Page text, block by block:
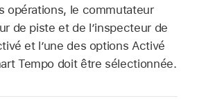
opérations, le commutateur
de piste et de l’inspecteur de
et l’une des options Activé
Tempo doit être sélectionnée.